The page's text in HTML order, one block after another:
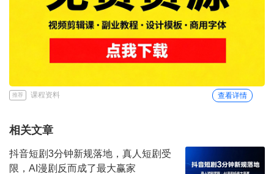
推荐 课程资料 查看详情
相关文章
抖音短剧3分钟新规落地，真人短剧受
限，AI漫剧反而成了最大赢家